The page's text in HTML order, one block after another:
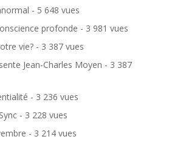
- 5 648 vues
profonde - 3 981 vues
vie?- 3 387 vues
Jean-Charles Moyen - 3 387
- 3 236 vues
- 3 228 vues
- 3 214 vues